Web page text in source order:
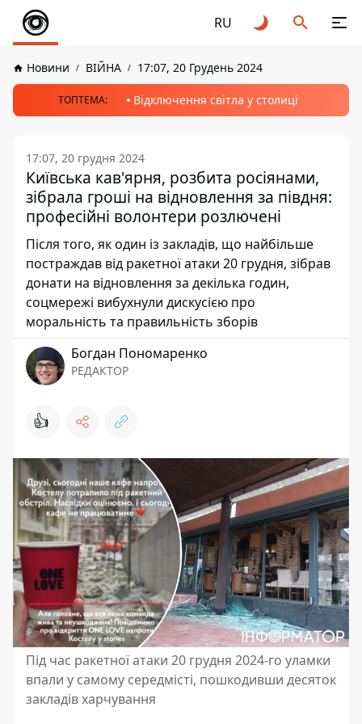
RU
Новини ВІЙНА 17:07, 20 Грудень 2024
ТОПТЕМА: Відключення світла у столиці
17:07, 20 грудня 2024
Київська кав'ярня, розбита росіянами,
зібрала гроші на відновлення за півдня:
професійні волонтери розлючені
Після того, як один із закладів, що найбільше
постраждав від ракетної атаки 20 грудня, зібрав
донати на відновлення за декілька годин,
соцмережі вибухнули дискусією про
моральність та правильність зборів
Богдан Пономаренко
РЕДАКТОР
👍
Під час ракетної атаки 20 грудня 2024-го уламки
впали у самому середмісті, пошкодивши десяток
закладів харчування